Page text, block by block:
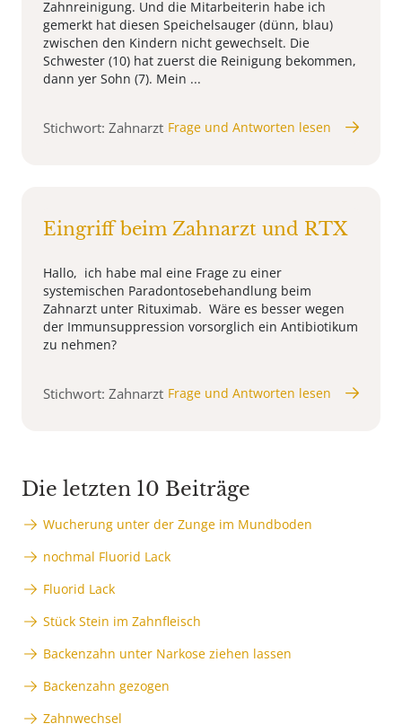
Zahnreinigung. Und die Mitarbeiterin habe ich
gemerkt hat diesen Speichelsauger (dünn, blau)
zwischen den Kindern nicht gewechselt. Die
Schwester (10) hat zuerst die Reinigung bekommen,
dann yer Sohn (7). Mein ...
Stichwort: Zahnarzt Frage und Antworten lesen
Eingriff beim Zahnarzt und RTX
Hallo, ich habe mal eine Frage zu einer
systemischen Paradontosebehandlung beim
Zahnarzt unter Rituximab. Wäre es besser wegen
der Immunsuppression vorsorglich ein Antibiotikum
zu nehmen?
Stichwort: Zahnarzt Frage und Antworten lesen
Die letzten 10 Beiträge
Wucherung unter der Zunge im Mundboden
nochmal Fluorid Lack
Fluorid Lack
Stück Stein im Zahnfleisch
Backenzahn unter Narkose ziehen lassen
Backenzahn gezogen
Zahnwechsel